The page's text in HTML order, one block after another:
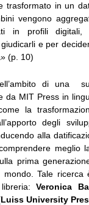
trasformato in un
vengono
in profili digitali,
e per
(p. 10)
di una
da MIT Press in
la
degli
alla
meglio
prima
Tale
libreria:Veronica
University